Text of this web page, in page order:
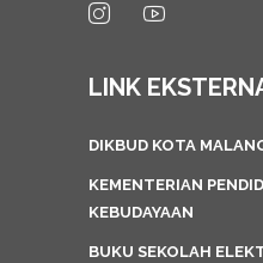
LINK
DIKBUD KOTA
KEMENTERIAN
KEBUDAYAAN
BUKU SEKOLAH